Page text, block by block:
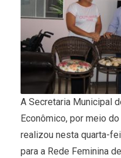
A Secretaria Municipal
Econômico, por meio
realizou nesta quarta-
para a Rede Feminina